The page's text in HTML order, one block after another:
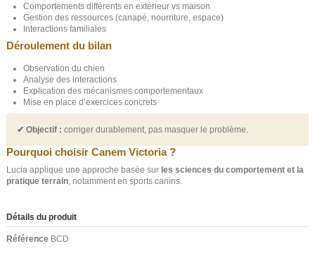
Comportements différents en extérieur vs maison
Gestion des ressources (canapé, nourriture, espace)
Interactions familiales
Déroulement du bilan
Observation du chien
Analyse des interactions
Explication des mécanismes comportementaux
Mise en place d’exercices concrets
✔ Objectif : corriger durablement, pas masquer le problème.
Pourquoi choisir Canem Victoria ?
Lucia applique une approche basée sur les sciences du comportement et la
pratique terrain , notamment en sports canins.
Détails du produit
Référence BCD